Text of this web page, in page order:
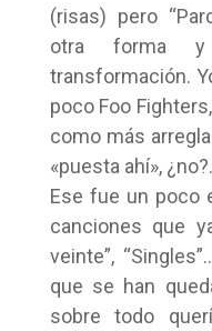
(risas) pero
otra forma y
transformación.
poco Foo
como más
«puesta ahí», ¿no?.
Ese fue un poco
canciones que
veinte”,
que se han
sobre todo